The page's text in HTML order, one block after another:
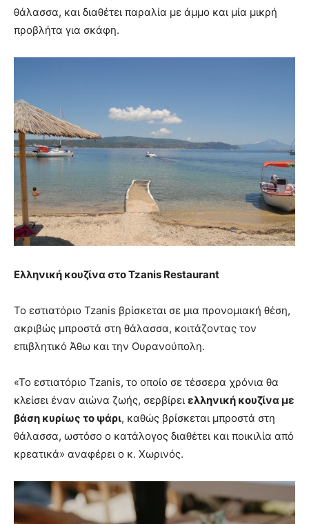
θάλασσα, και διαθέτει παραλία με άμμο και μία μικρή
προβλήτα για σκάφη.
Ελληνική κουζίνα στοTzanis Restaurant
Το εστιατόριο Tzanis βρίσκεται σε μια προνομιακή θέση,
ακριβώς μπροστά στη θάλασσα, κοιτάζοντας τον
επιβλητικό Άθω και την Ουρανούπολη.
«Το εστιατόριο Tzanis, το οποίο σε τέσσερα χρόνια θα
κλείσει έναν αιώνα ζωής, σερβίρει ελληνική κουζίνα με
βάση κυρίως το ψάρι, καθώς βρίσκεται μπροστά στη
θάλασσα, ωστόσο ο κατάλογος διαθέτει και ποικιλία από
κρεατικά» αναφέρει ο κ. Χωρινός.